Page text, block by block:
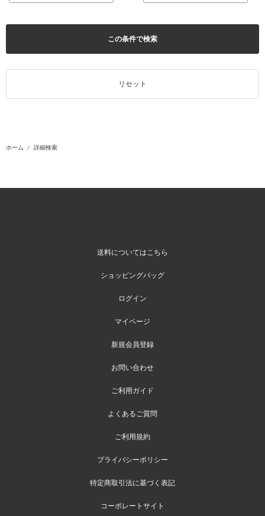
この条件で検索
リセット
ホーム 詳細検索
送料についてはこちら
ショッピングバッグ
ログイン
マイページ
新規会員登録
お問い合わせ
ご利用ガイド
よくあるご質問
ご利用規約
プライバシーポリシー
特定商取引法に基づく表記
コーポレートサイト